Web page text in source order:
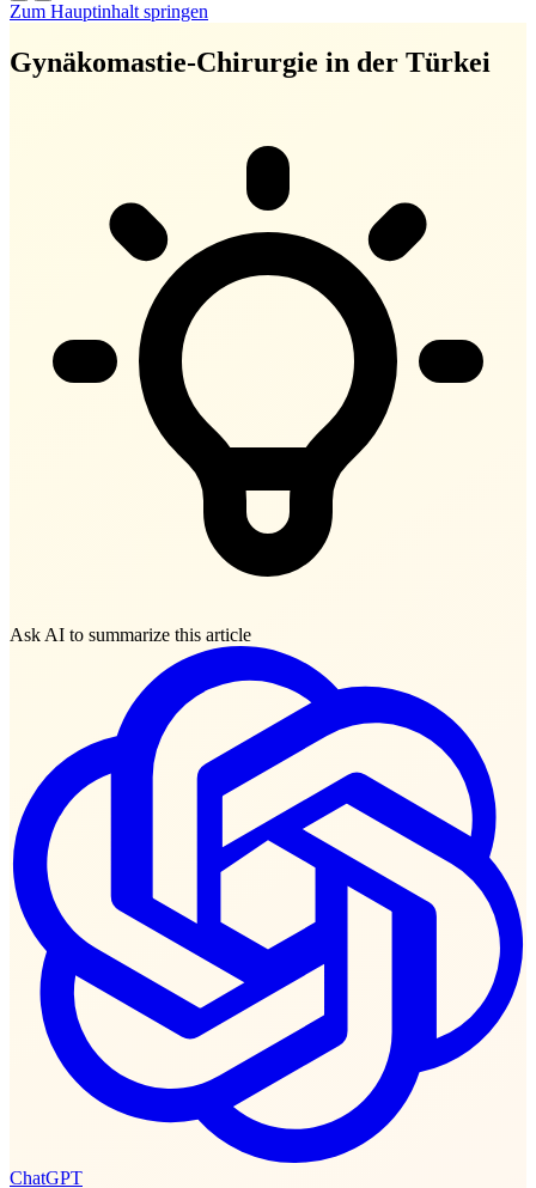
Zum Hauptinhalt springen
Gynäkomastie-Chirurgie in der Türkei
Ask AI to summarize this article
ChatGPT